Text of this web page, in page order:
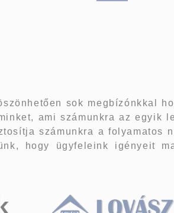
sok megbízónkkal
ami számunkra az egyik
számunkra a folyamatos
hogy ügyfeleink igényeit